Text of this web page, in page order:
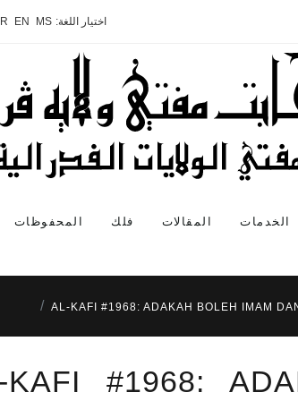
اختيار اللغة: MS
EN
الخدمات المقالات فلك المحفوظات
AL-KAFI #1968: ADAKAH BOLEH IMAM
KAFI #1968: